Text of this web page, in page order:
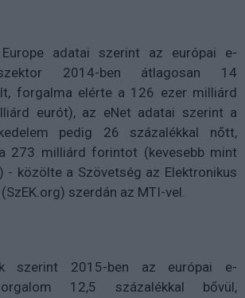
adatai szerint az európai e-
2014-ben átlagosan 14
forgalma elérte a 126 ezer milliárd
eurót), az eNet adatai szerint a
pedig 26 százalékkal nőtt,
273 milliárd forintot (kevesebb mint
- közölte a Szövetség az Elektronikus
szerdán az MTI-vel.
szerint 2015-ben az európai e-
12,5 százalékkal bővül,